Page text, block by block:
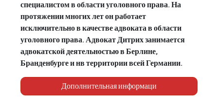
специалистом в области уголовного права. На
протяжении многих лет он работает
исключительно в качестве адвоката в области
уголовного права. Адвокат Дитрих занимается
адвокатской деятельностью в Берлине,
Бранденбурге и нв территории всей Германии.
Дополнительная информаци